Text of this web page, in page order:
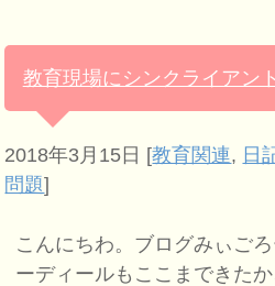
教育現場にシンクライアン
2018年3月15日 [教育関連, 日
問題]
こんにちわ。ブログみぃご
ーディールもここまできた